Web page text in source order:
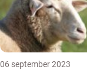
06 september 2023